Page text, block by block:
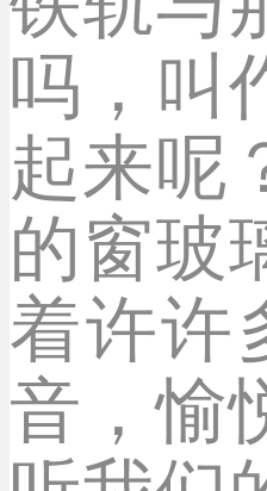
吗，叫
起来呢
的窗玻
着许许
音，愉